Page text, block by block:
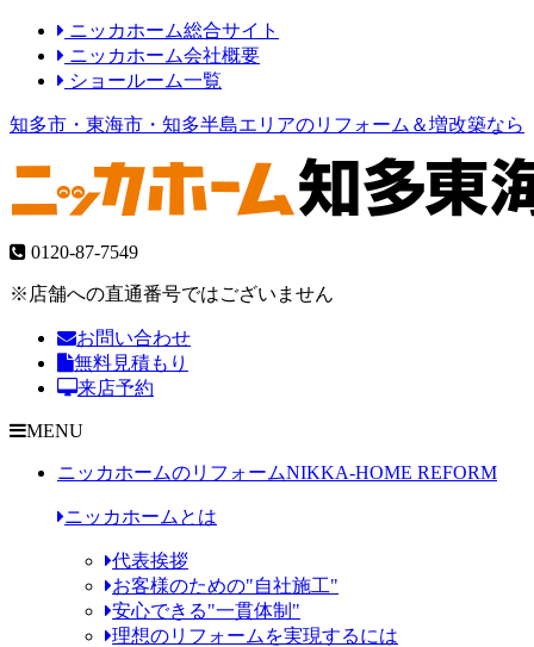
ニッカホーム総合サイト
ニッカホーム会社概要
ショールーム一覧
知多市・東海市・知多半島エリアのリフォーム＆増改築なら
0120-87-7549
※店舗への直通番号ではございません
お問い合わせ
無料見積もり
来店予約
MENU
ニッカホームのリフォームNIKKA-HOME REFORM
ニッカホームとは
代表挨拶
お客様のための"自社施工"
安心できる"一貫体制"
理想のリフォームを実現するには